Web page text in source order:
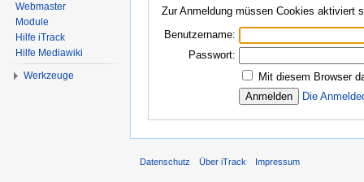
Zur Anmeldung müssen Cookies aktiviert
Benutzername:
Passwort:
Mit diesem Browser
Die
Webmaster
Module
Hilfe iTrack
Hilfe Mediawiki
Werkzeuge
Datenschutz Über iTrack Impressum